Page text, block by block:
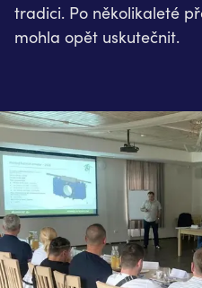
tradici. Po několikaleté
mohla opět uskutečnit.